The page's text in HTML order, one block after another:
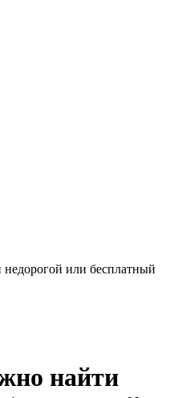
или бесплатный
найти